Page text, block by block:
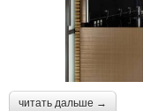
читать дальше →